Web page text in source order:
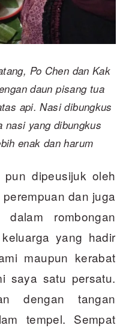
Po Chen dan Kak
daun pisang tua
api. Nasi dibungkus
nasi yang dibungkus
enak dan harum
dipeusijuk oleh
dan juga
rombongan
yang hadir
maupun kerabat
saya satu persatu.
dengan tangan
tempel. Sempat